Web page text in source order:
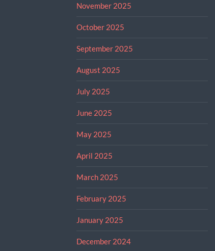
November 2025
October 2025
September 2025
August 2025
July 2025
June 2025
May 2025
April 2025
March 2025
February 2025
January 2025
December 2024